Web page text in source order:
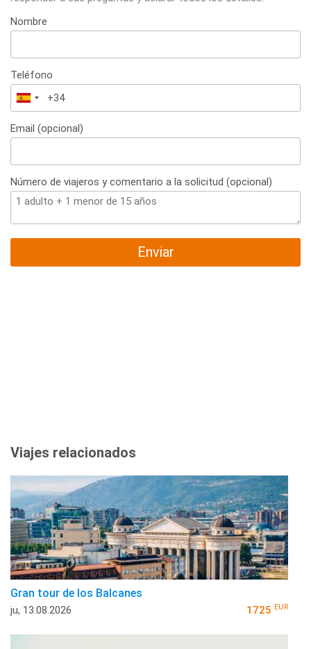
Nombre
Teléfono
España
+34
Email (opcional)
Número de viajeros y comentario a la solicitud (opcional)
Enviar
Viajes relacionados
Gran tour de los Balcanes
ju, 13.08.2026 1725 EUR